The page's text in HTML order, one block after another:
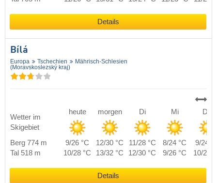
Details
Bílá
Europa Tschechien
Mährisch-Schlesien
(Moravskoslezský kraj)
Wetter im
Skigebiet
heute morgen Di Mi Do
Berg 774 m 9/26 °C 12/30 °C 11/28 °C 8/24 °C
9/24
Tal 518 m
10/28 °C 13/32 °C 12/30 °C 9/26 °C 10/26
Details